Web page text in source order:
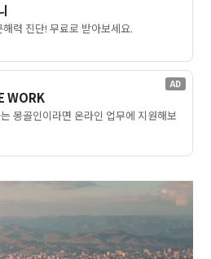
력 진단! 무료로 받아보세요.
AD
WORK
몽골인이라면 온라인 업무에 지원해보